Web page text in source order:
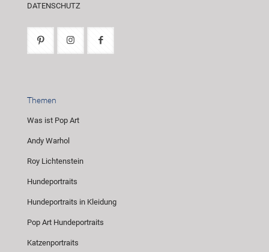
DATENSCHUTZ
Themen
Was ist Pop Art
Andy Warhol
Roy Lichtenstein
Hundeportraits
Hundeportraits in Kleidung
Pop Art Hundeportraits
Katzenportraits